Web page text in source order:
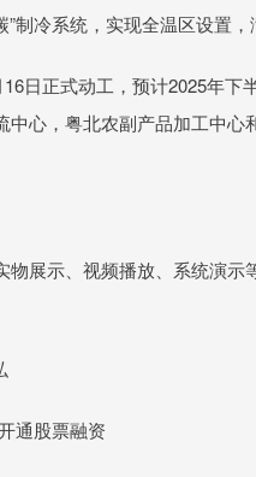
”制冷系统，实现全温区设置，
日正式动工，预计2025年下
中心，粤北农副产品加工中心
物展示、视频播放、系统演
通股票融资